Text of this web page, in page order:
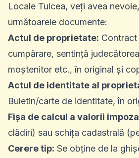
Locale Tulcea, veți avea
următoarele documente:
Actul de proprietate:
cumpărare, sentință
moștenitor etc., în original și
Actul de identitate al
Buletin/carte de identitate, în
Fișa de calcul a valorii
clădiri) sau schița cadastrală
Cerere tip: Se obține de la